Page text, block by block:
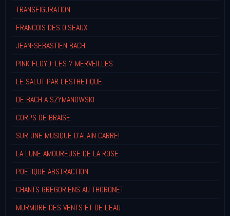
TRANSFIGURATION
FRANCOIS DES OISEAUX
JEAN-SEBASTIEN BACH
PINK FLOYD: LES 7 MERVEILLES
LE SALUT PAR L'ESTHETIQUE
DE BACH A SZYMANOWSKI
CORPS DE BRAISE
SUR UNE MUSIQUE D'ALAIN CARRE!
LA LUNE AMOUREUSE DE LA ROSE
POETIQUE ABSTRACTION
CHANTS GREGORIENS AU THORONET
MURMURE DES VENTS ET DE L'EAU